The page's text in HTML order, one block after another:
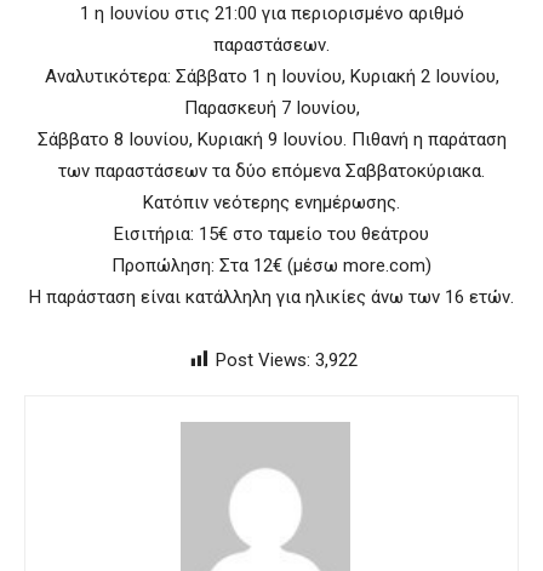
1 η Ιουνίου στις 21:00 για περιορισμένο αριθμό
παραστάσεων.
Αναλυτικότερα: Σάββατο 1 η Ιουνίου, Κυριακή 2 Ιουνίου,
Παρασκευή 7 Ιουνίου,
Σάββατο 8 Ιουνίου, Κυριακή 9 Ιουνίου. Πιθανή η παράταση
των παραστάσεων τα δύο επόμενα Σαββατοκύριακα.
Κατόπιν νεότερης ενημέρωσης.
Εισιτήρια: 15€ στο ταμείο του θεάτρου
Προπώληση: Στα 12€ (μέσω more.com)
Η παράσταση είναι κατάλληλη για ηλικίες άνω των 16 ετών.
Post Views: 3,922